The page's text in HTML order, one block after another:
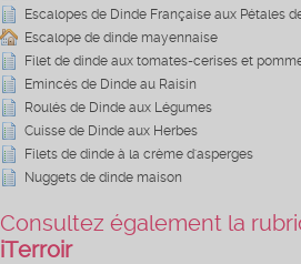
Escalopes de Dinde Française aux Pétales
Escalope de dinde mayennaise
Filet de dinde aux tomates-cerises et
Emincés de Dinde au Raisin
Roulés de Dinde aux Légumes
Cuisse de Dinde aux Herbes
Filets de dinde à la crème d'asperges
Nuggets de dinde maison
Consultez également la
iTerroir